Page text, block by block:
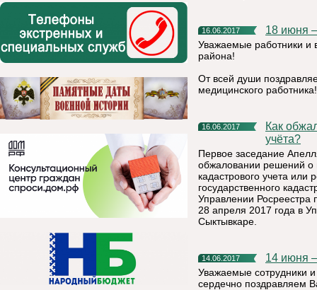
16.06.2017 18 июня
Уважаемые работники и
района!
От всей души
медицинского работника!
16.06.2017
Как обжаловать решение о приостановлении кадастрового
учёта?
Первое заседание
обжаловании решений о
кадастрового учета
государственного
Управлении Росреестра
28 апреля 2017 года в
Сыктывкаре.
14.06.2017 14 июня
Уважаемые сотрудники
сердечно поздравляем